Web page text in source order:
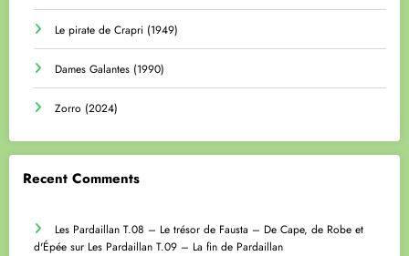
Le pirate de Crapri (1949)
Dames Galantes (1990)
Zorro (2024)
Recent Comments
Les Pardaillan T.08 – Le trésor de Fausta – De Cape, de Robe et
d'Épée sur Les Pardaillan T.09 – La fin de Pardaillan